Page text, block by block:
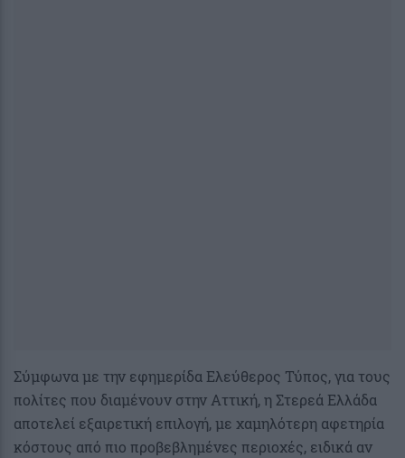
Σύμφωνα με την εφημερίδα Ελεύθερος Τύπος, για τους
πολίτες που διαμένουν στην Αττική, η Στερεά Ελλάδα
αποτελεί εξαιρετική επιλογή, με χαμηλότερη αφετηρία
κόστους από πιο προβεβλημένες περιοχές, ειδικά αν